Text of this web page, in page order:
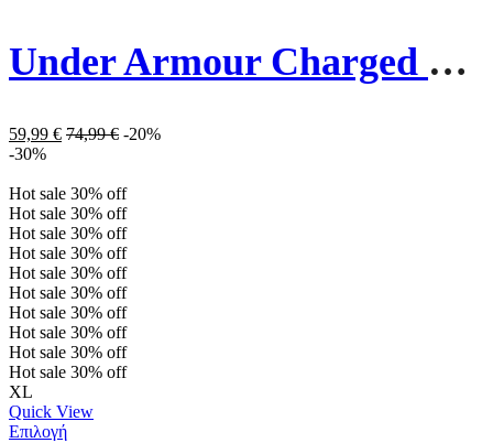
Under Armour Charged Ανδρικά Παπούτσια Running 3026999-106 Λευκά
59,99 € 74,99€ -20%
-30%
Hot sale 30% off
Hot sale 30% off
Hot sale 30% off
Hot sale 30% off
Hot sale 30% off
Hot sale 30% off
Hot sale 30% off
Hot sale 30% off
Hot sale 30% off
Hot sale 30% off
XL
Quick View
Επιλογή